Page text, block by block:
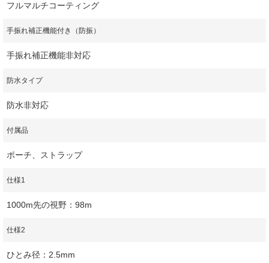
フルマルチコーティング
手振れ補正機能付き（防振）
手振れ補正機能非対応
防水タイプ
防水非対応
付属品
ポーチ、ストラップ
仕様1
1000m先の視野：98m
仕様2
ひとみ径：2.5mm